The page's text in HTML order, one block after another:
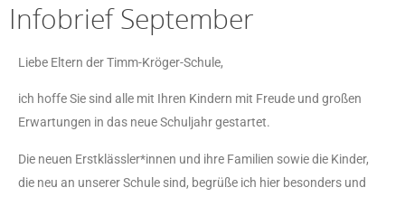
Infobrief September
Liebe Eltern der Timm-Kröger-Schule,
ich hoffe Sie sind alle mit Ihren Kindern mit Freude und großen
Erwartungen in das neue Schuljahr gestartet.
Die neuen Erstklässler*innen und ihre Familien sowie die Kinder,
die neu an unserer Schule sind, begrüße ich hier besonders und